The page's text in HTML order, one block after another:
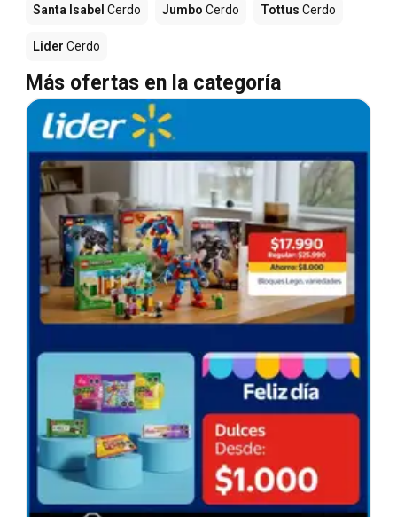
Santa Isabel Cerdo Jumbo Cerdo Tottus Cerdo
Lider Cerdo
Más ofertas en la categoría